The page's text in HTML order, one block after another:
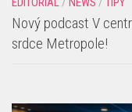
Nový podcast V
srdce Metropole!